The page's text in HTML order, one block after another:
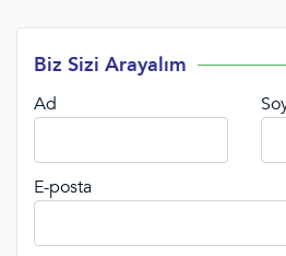
Biz Sizi Arayalım
Ad
E-posta